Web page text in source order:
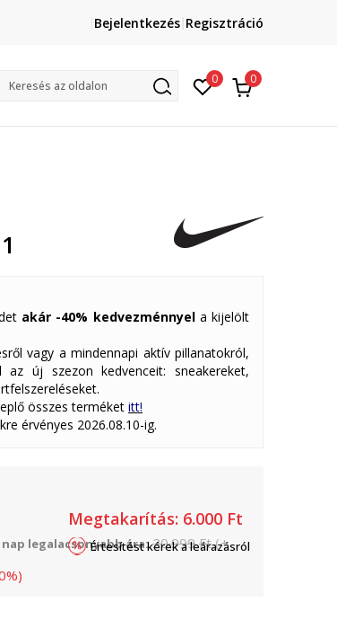
Lépj velünk kapcsolatba
online@sport-vision.huBejelentkezés Regisztráció
Keresés az oldalon 0 0
akár -40% kedvezménnyel a kijelölt
vagy a mindennapi aktív pillanatokról,
az új szezon kedvenceit: sneakereket,
összes terméket itt!
érvényes 2026.08.10-ig.
legalacsonyabb ára: 20.999 Ft (+
%)
Megtakarítás: 6.000 Ft
Értesítést kérek a leárazásról